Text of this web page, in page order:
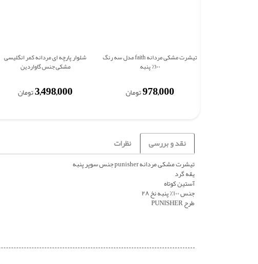
تیشرت مشکی مردانه faith مدل سه رنگ
۱۰۰٪ پنبه
978,000تومان
شلوار پارچه ای مردانه کمر انگلیسی
مشکی جنس گاواردین
3,498,000تومان
نقد و بررسی نظرات
تیشرت مشکی مردانه punisher جنس سوپر پنبه
یقه گرد
آستین کوتاه
جنس ۱۰۰٪ پنبه نخ ۲۸
طرح PUNISHER